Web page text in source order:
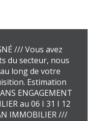
/// Vous avez
du secteur, nous
long de votre
Estimation
ENGAGEMENT
au 06 I 31 I 12
IMMOBILIER ///